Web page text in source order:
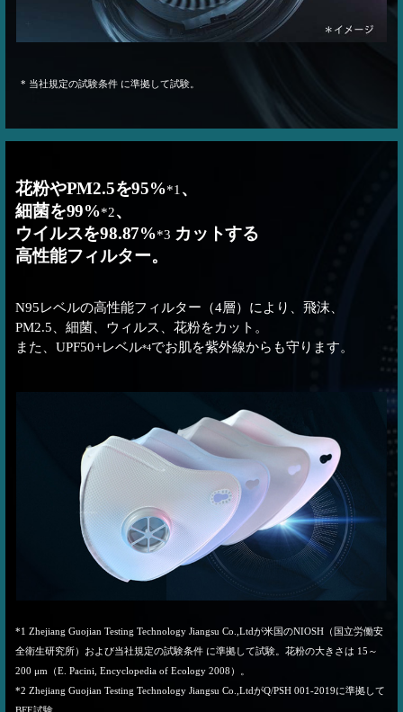
* 当社規定の試験条件 に準拠して試験。
花粉やPM2.5を95%*1、
細菌を99%*2、
ウイルスを98.87%*3 カットする
高性能フィルター。
N95レベルの高性能フィルター（4層）により、飛沫、
PM2.5、細菌、ウィルス、花粉をカット。
また、UPF50+レベル*4でお肌を紫外線からも守ります。
*1 Zhejiang Guojian Testing Technology Jiangsu Co.,Ltdが米国のNIOSH（国立労働安
全衛生研究所）および当社規定の試験条件 に準拠して試験。花粉の大きさは 15～
200 μm（E. Pacini, Encyclopedia of Ecology 2008）。
*2 Zhejiang Guojian Testing Technology Jiangsu Co.,LtdがQ/PSH 001-2019に準拠して